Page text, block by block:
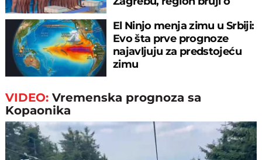
El Ninjo menja zimu u Srbiji:
Evo šta prve prognoze
najavljuju za predstojeću
zimu
VIDEO:Vremenska prognoza sa
Kopaonika